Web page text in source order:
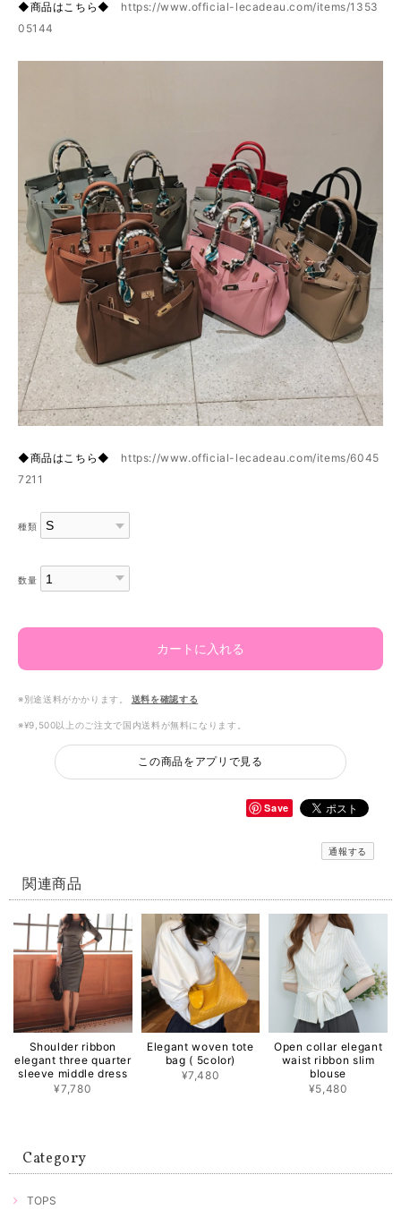
◆商品はこちら◆ https://www.official-lecadeau.com/items/1353
05144
◆商品はこちら◆ https://www.official-lecadeau.com/items/6045
7211
種類
数量
カートに入れる
※別途送料がかかります。 送料を確認する
※¥9,500以上のご注文で国内送料が無料になります。
この商品をアプリで見る
Save
通報する
関連商品
Shoulder ribbon
elegant three quarter
sleeve middle dress
¥7,780
Elegant woven tote
bag ( 5color)
¥7,480
Open collar elegant
waist ribbon slim
blouse
¥5,480
Category
TOPS